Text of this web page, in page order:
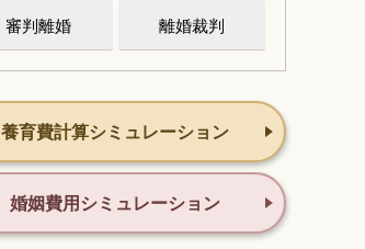
審判離婚 離婚裁判
養育費計算シミュレーション
婚姻費用シミュレーション